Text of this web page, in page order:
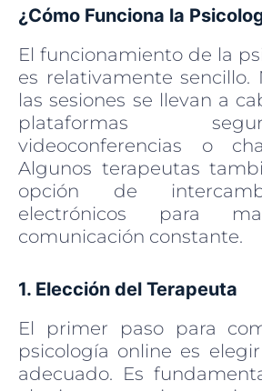
¿Cómo Funciona la
El funcionamiento de la
es relativamente sencillo.
las sesiones se llevan a
plataformas
videoconferencias o
Algunos terapeutas
opción de
electrónicos para
comunicación constante.
1. Elección del Terapeuta
El primer paso para
psicología online es
adecuado. Es